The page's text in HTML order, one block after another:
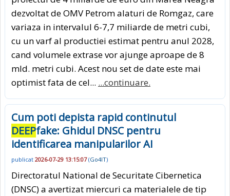
dezvoltat de OMV Petrom alaturi de Romgaz, care
variaza in intervalul 6-7,7 miliarde de metri cubi,
cu un varf al productiei estimat pentru anul 2028,
cand volumele extrase vor ajunge aproape de 8
mld. metri cubi. Acest nou set de date este mai
optimist fata de cel... ...continuare.
Cum poti depista rapid continutul
DEEPfake: Ghidul DNSC pentru
identificarea manipularilor AI
publicat 2026-07-29 13:15:07(Go4IT)
Directoratul National de Securitate Cibernetica
(DNSC) a avertizat miercuri ca materialele de tip